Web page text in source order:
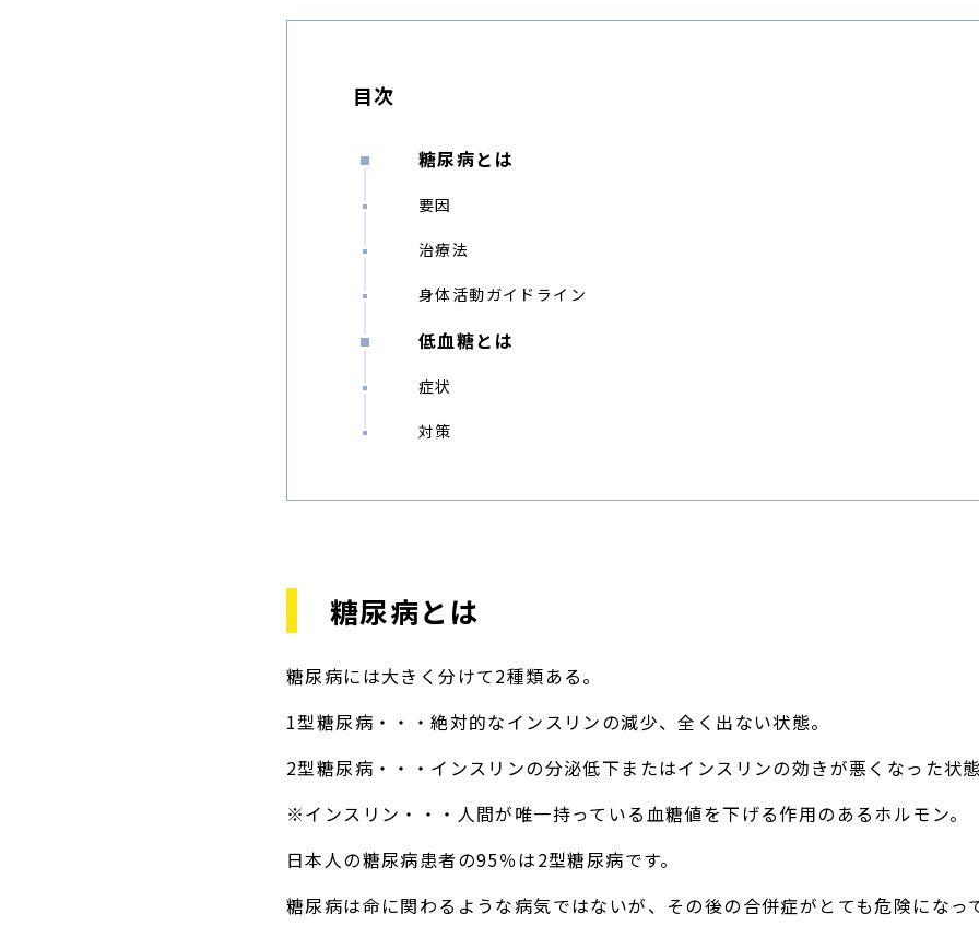
目次
糖尿病とは
要因
治療法
身体活動ガイドライン
低血糖とは
症状
対策
糖尿病とは
糖尿病には大きく分けて2種類ある。
1型糖尿病・・・絶対的なインスリンの減少、全く出ない状態。
2型糖尿病・・・インスリンの分泌低下またはインスリンの効きが悪くなった状
※インスリン・・・人間が唯一持っている血糖値を下げる作用のあるホルモン。
日本人の糖尿病患者の95％は2型糖尿病です。
糖尿病は命に関わるような病気ではないが、その後の合併症がとても危険になっ